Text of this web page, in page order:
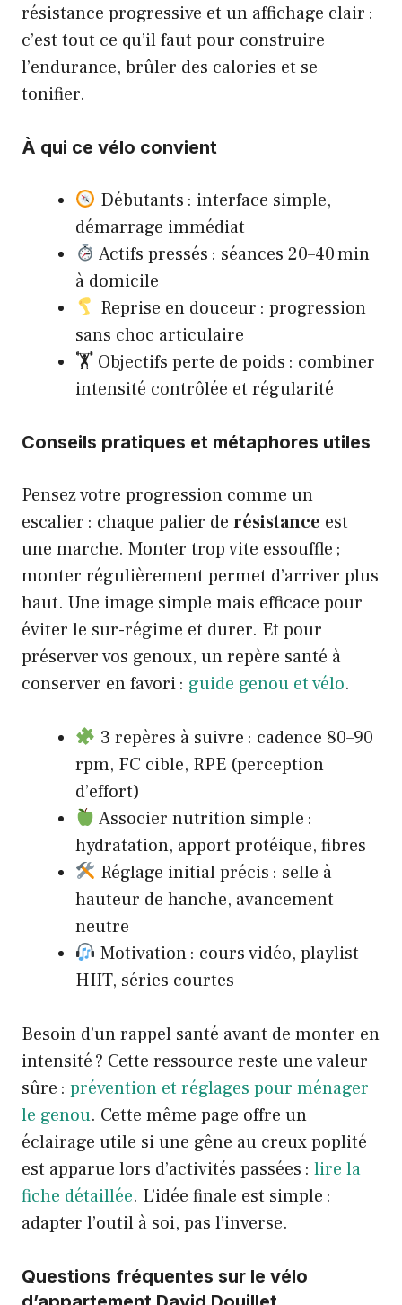
résistance progressive et un affichage clair :
c’est tout ce qu’il faut pour construire
l’endurance, brûler des calories et se
tonifier.
À qui ce vélo convient
Débutants : interface simple,
démarrage immédiat
Actifs pressés : séances 20–40 min
à domicile
Reprise en douceur : progression
sans choc articulaire
🏋️ Objectifs perte de poids : combiner
intensité contrôlée et régularité
Conseils pratiques et métaphores utiles
Pensez votre progression comme un
escalier : chaque palier de résistance est
une marche. Monter trop vite essouffle ;
monter régulièrement permet d’arriver plus
haut. Une image simple mais efficace pour
éviter le sur-régime et durer. Et pour
préserver vos genoux, un repère santé à
conserver en favori : guide genou et vélo.
3 repères à suivre : cadence 80–90
rpm, FC cible, RPE (perception
d’effort)
Associer nutrition simple :
hydratation, apport protéique, fibres
Réglage initial précis : selle à
hauteur de hanche, avancement
neutre
Motivation : cours vidéo, playlist
HIIT, séries courtes
Besoin d’un rappel santé avant de monter en
intensité ? Cette ressource reste une valeur
sûre : prévention et réglages pour ménager
le genou. Cette même page offre un
éclairage utile si une gêne au creux poplité
est apparue lors d’activités passées : lire la
fiche détaillée. L’idée finale est simple :
adapter l’outil à soi, pas l’inverse.
Questions fréquentes sur le vélo